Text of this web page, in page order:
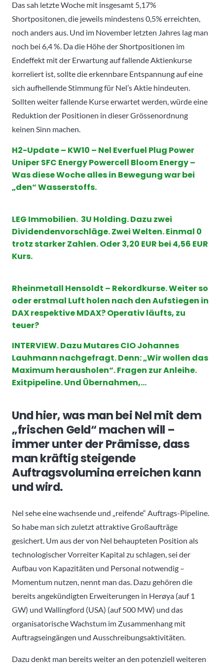
Das sah letzte Woche mit insgesamt 5,17%
Shortpositonen, die jeweils mindestens 0,5% erreichten,
noch anders aus. Und im November letzten Jahres lag man
noch bei 6,4 %. Da die Höhe der Shortpositionen im
Endeffekt mit der Erwartung auf fallende Aktienkurse
korreliert ist, sollte die erkennbare Entspannung auf eine
sich aufhellende Stimmung für Nel’s Aktie hindeuten.
Sollten weiter fallende Kurse erwartet werden, würde eine
Reduktion der Positionen in dieser Grössenordnung
keinen Sinn machen.
H2-Update – KW10 – Nel Everfuel Plug Power
Uniper SFC Energy Powercell Bloom Energy –
Was diese Woche alles in Bewegung war bei
„den“ Wasserstoffs.
LEG Immobilien. 3U Holding. Dazu zwei
Dividendenvorschläge. Zwei Welten. Einmal 0
trotz starker Zahlen. Oder 3,20 EUR bei 4,56 EUR
Kurs.
Rheinmetall Hensoldt – Rekordkurse. Weiter so
oder erstmal Luft holen nach den Aufstiegen in
DAX respektive MDAX? Operativ läufts, zu
teuer?
INTERVIEW. Dazu Mutares CIO Johannes
Lauhmann nachgefragt. Denn: „Wir wollen das
Maximum herausholen“. Fragen zur Anleihe.
Exitpipeline. Und Übernahmen,…
Und hier, was man bei Nel mit dem
„frischen Geld“ machen will –
immer unter der Prämisse, dass
man kräftig steigende
Auftragsvolumina erreichen kann
und wird.
Nel sehe eine wachsende und „reifende“ Auftrags-Pipeline.
So habe man sich zuletzt attraktive Großaufträge
gesichert. Um aus der von Nel behaupteten Position als
technologischer Vorreiter Kapital zu schlagen, sei der
Aufbau von Kapazitäten und Personal notwendig –
Momentum nutzen, nennt man das. Dazu gehören die
bereits angekündigten Erweiterungen in Herøya (auf 1
GW) und Wallingford (USA) (auf 500 MW) und das
organisatorische Wachstum im Zusammenhang mit
Auftragseingängen und Ausschreibungsaktivitäten.
Dazu denkt man bereits weiter an den potenziell weiteren